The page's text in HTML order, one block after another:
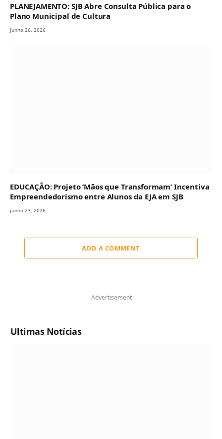
PLANEJAMENTO: SJB Abre Consulta Pública para o
Plano Municipal de Cultura
junho 26, 2026
EDUCAÇÃO: Projeto ‘Mãos que Transformam’ Incentiva
Empreendedorismo entre Alunos da EJA em SJB
junho 23, 2026
ADD A COMMENT
Advertisement
Ultimas Notícias